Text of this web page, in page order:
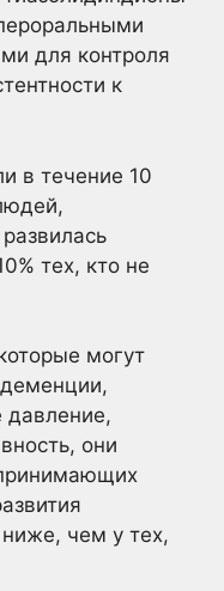
для контроля
к
в течение 10
тех, кто не
могут
деменции,
давление,
они
чем у тех,